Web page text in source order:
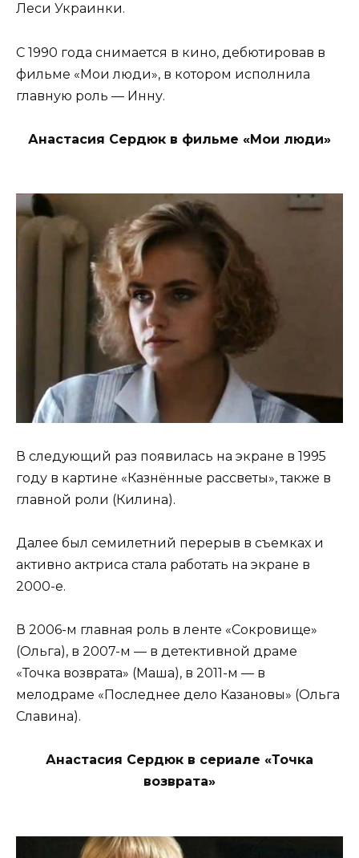
Леси Украинки.
С 1990 года снимается в кино, дебютировав в
фильме «Мои люди», в котором исполнила
главную роль — Инну.
Анастасия Сердюк в фильме «Мои люди»
В следующий раз появилась на экране в 1995
году в картине «Казнённые рассветы», также в
главной роли (Килина).
Далее был семилетний перерыв в съемках и
активно актриса стала работать на экране в
2000-е.
В 2006-м главная роль в ленте «Сокровище»
(Ольга), в 2007-м — в детективной драме
«Точка возврата» (Маша), в 2011-м — в
мелодраме «Последнее дело Казановы» (Ольга
Славина).
Анастасия Сердюк в сериале «Точка
возврата»